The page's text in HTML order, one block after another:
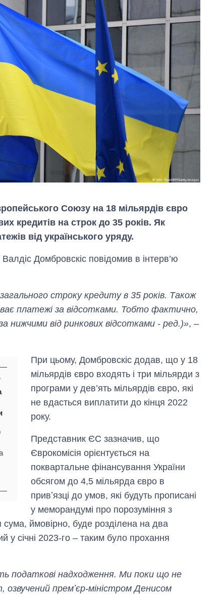
Союзу на 18 мільярдів євро
кредитів на строк до 35 років. Як
від українського уряду.
Домбровскіс повідомив в інтерв’ю
строку кредиту в 35 років. Також
платежі за відсотками. Тобто фактично,
нижчими від ринкових відсотками - ред.)», –
При цьому, Домбровскіс додав, що у 18
мільярдів євро входять і три мільярди з
програми у дев’ять мільярдів євро, які
не вдасться виплатити до кінця 2022
року.
Представник ЄС зазначив, що
Єврокомісія орієнтується на
поквартальне фінансування України
обсягом до 4,5 мільярда євро в
привʼязці до умов, які будуть прописані
у меморандумі про порозуміння з
ймовірно, буде розділена на два
у січні 2023-го – таким було прохання
податкові надходження. Ми поки що не
премʼєр-міністром Денисом
Від 1 місяця – до 5
посаду керівника